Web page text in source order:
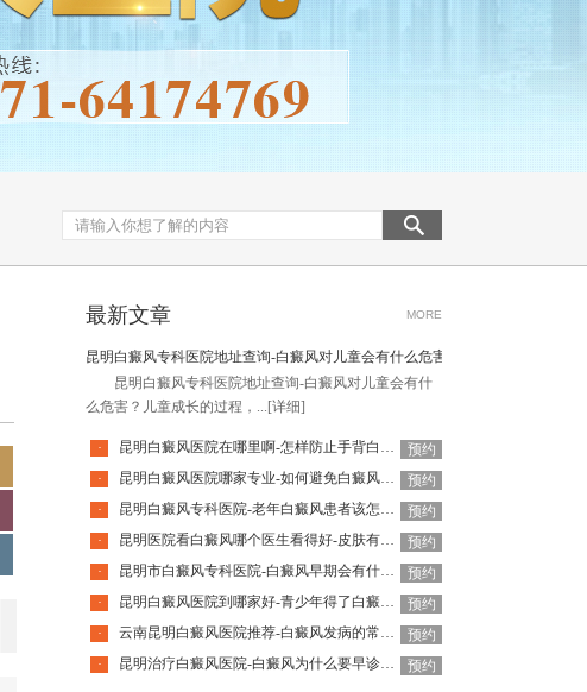
最新文章 MORE
昆明白癜风专科医院地址查询-白癜风对儿童会有什么危害
昆明白癜风专科医院地址查询-白癜风对儿童会有什
么危害？儿童成长的过程，... [详细]
· 昆明白癜风医院在哪里啊-怎样防止手背白癜风扩散呢
预约
·
昆明白癜风医院哪家专业-如何避免白癜风复发呢
预约
·
昆明白癜风专科医院-老年白癜风患者该怎么有效应对疾病
预约
·
昆明医院看白癜风哪个医生看得好-皮肤有白癜风后该怎么护理
预约
·
昆明市白癜风专科医院-白癜风早期会有什么症状
预约
·
昆明白癜风医院到哪家好-青少年得了白癜风该怎么科学治疗呢
预约
·
云南昆明白癜风医院推荐-白癜风发病的常见诱因是什么
预约
·
昆明治疗白癜风医院-白癜风为什么要早诊早治 预约